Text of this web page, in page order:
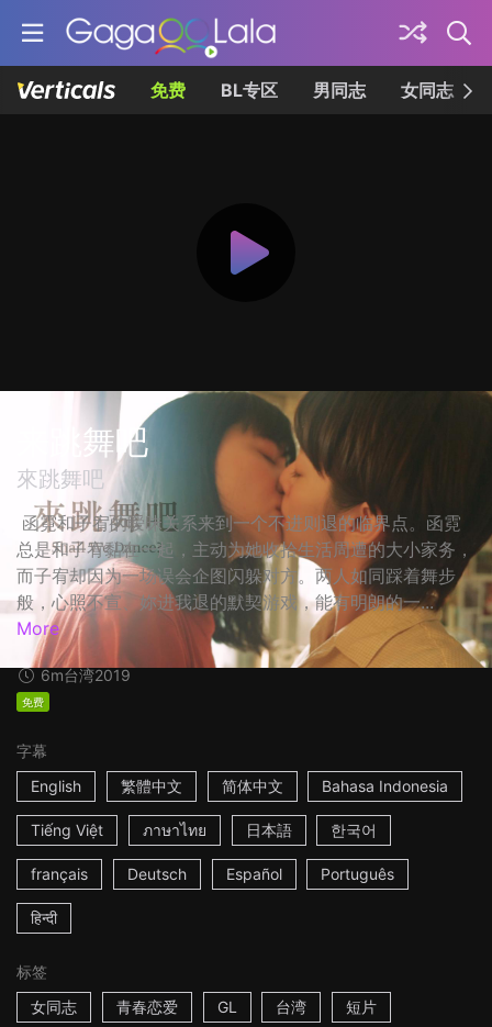
免费 BL专区 男同志 女同志
来跳舞吧
來跳舞吧
函霓和子宥的暧昧关系来到一个不进则退的临界点。函霓
总是和子宥黏在一起，主动为她收拾生活周遭的大小家务，
而子宥却因为一场误会企图闪躲对方。两人如同踩着舞步
般，心照不宣、妳进我退的默契游戏，能有明朗的一...
More
6m台湾2019
免费
字幕
English
繁體中文 简体中文 Bahasa Indonesia
Tiếng Việt ภาษาไทย 日本語 한국어
français Deutsch Español Português
हिन्दी
标签
女同志
青春恋爱 GL 台湾 短片